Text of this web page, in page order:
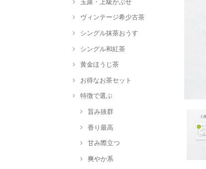
ヴィンテージ希少古茶
シングル抹茶おうす
シングル和紅茶
黄金ほうじ茶
お得なお茶セット
特徴で選ぶ
旨み抜群
香り最高
甘み際立つ
爽やか系